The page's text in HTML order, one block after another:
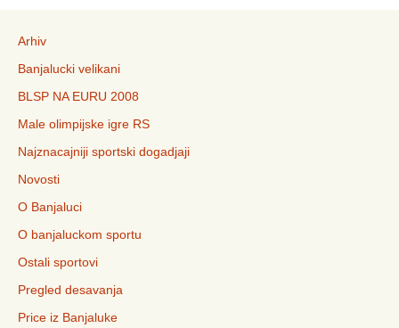
Arhiv
Banjalucki velikani
BLSP NA EURU 2008
Male olimpijske igre RS
Najznacajniji sportski dogadjaji
Novosti
O Banjaluci
O banjaluckom sportu
Ostali sportovi
Pregled desavanja
Price iz Banjaluke